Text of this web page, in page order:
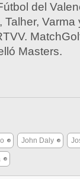
del
Varma
Masters.
John Daly